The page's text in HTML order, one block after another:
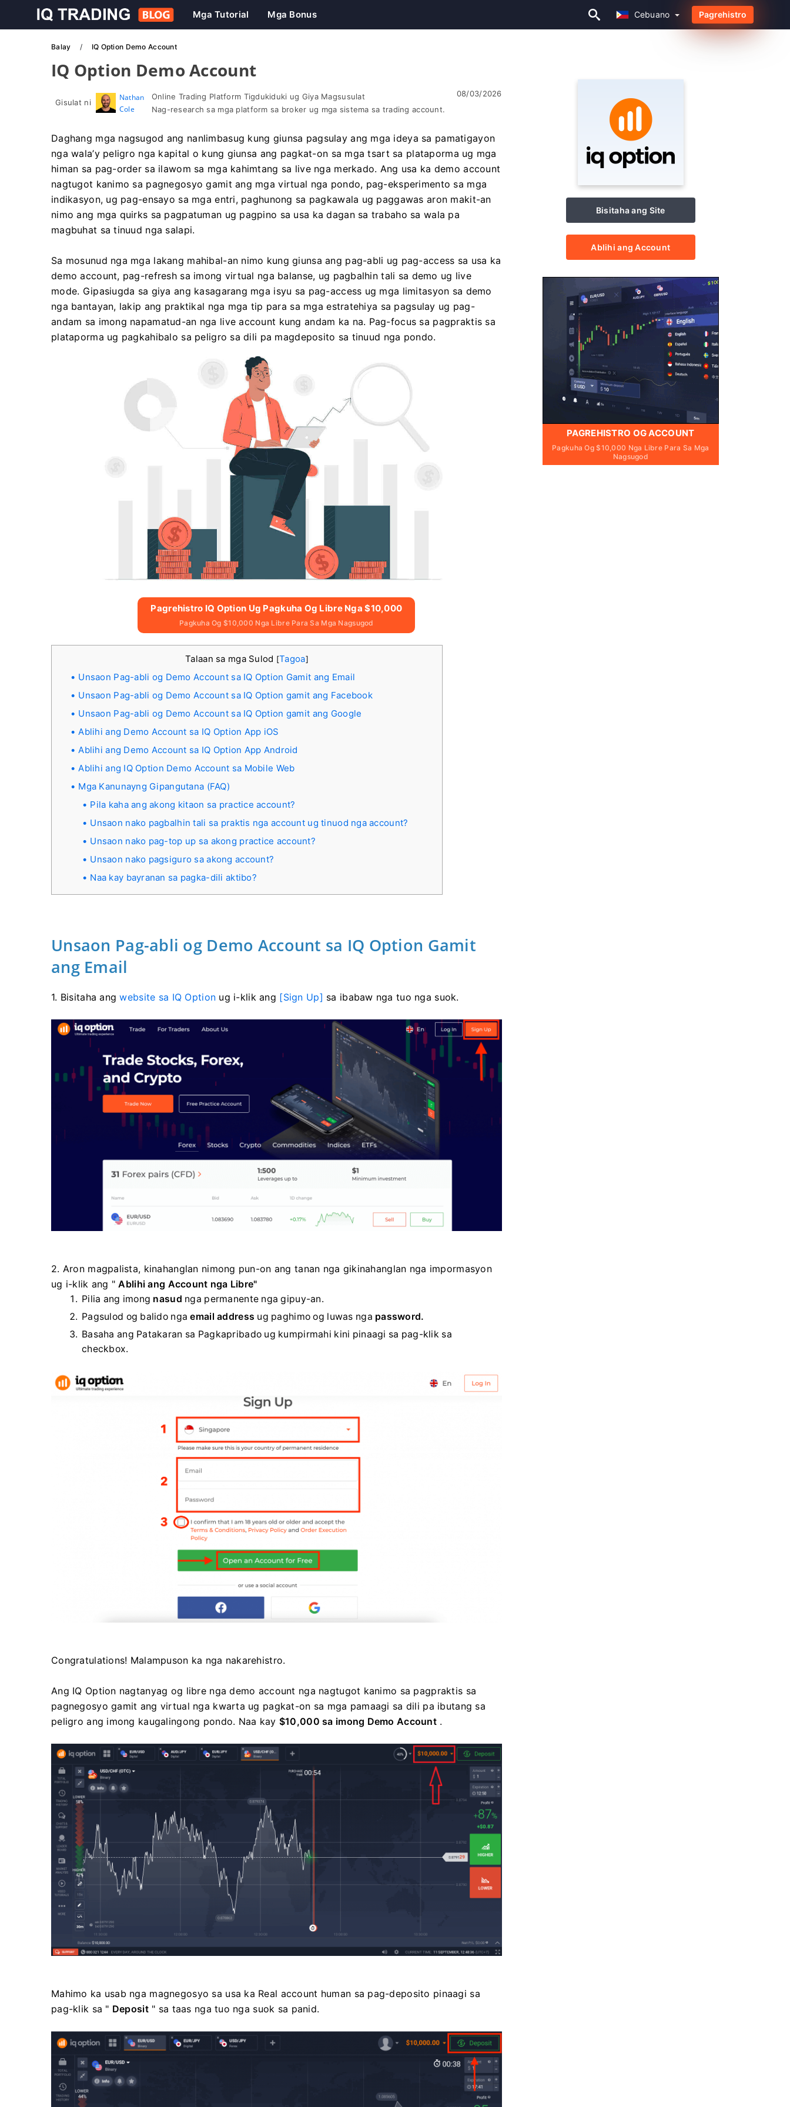
Cebuano
Mga Tutorial Mga Bonus Cebuano Pagrehistro
Balay IQ Option Demo Account
IQ Option Demo Account
Gisulat ni
Nathan
Cole
Online Trading Platform Tigdukiduki ug Giya Magsusulat
Nag-research sa mga platform sa broker ug mga sistema sa trading account.
08/03/2026
Daghang mga nagsugod ang nanlimbasug kung giunsa pagsulay ang mga ideya sa pamatigayon
nga wala’y peligro nga kapital o kung giunsa ang pagkat-on sa mga tsart sa plataporma ug mga
himan sa pag-order sa ilawom sa mga kahimtang sa live nga merkado. Ang usa ka demo account
nagtugot kanimo sa pagnegosyo gamit ang mga virtual nga pondo, pag-eksperimento sa mga
indikasyon, ug pag-ensayo sa mga entri, paghunong sa pagkawala ug paggawas aron makit-an
nimo ang mga quirks sa pagpatuman ug pagpino sa usa ka dagan sa trabaho sa wala pa
magbuhat sa tinuud nga salapi.
Sa mosunud nga mga lakang mahibal-an nimo kung giunsa ang pag-abli ug pag-access sa usa ka
demo account, pag-refresh sa imong virtual nga balanse, ug pagbalhin tali sa demo ug live
mode. Gipasiugda sa giya ang kasagarang mga isyu sa pag-access ug mga limitasyon sa demo
nga bantayan, lakip ang praktikal nga mga tip para sa mga estratehiya sa pagsulay ug pag-
andam sa imong napamatud-an nga live account kung andam ka na. Pag-focus sa pagpraktis sa
plataporma ug pagkahibalo sa peligro sa dili pa magdeposito sa tinuud nga pondo.
Pagrehistro IQ Option Ug Pagkuha Og Libre Nga $10,000
Pagkuha Og $10,000 Nga Libre Para Sa Mga Nagsugod
Talaan sa mga Sulod [Tagoa]
Unsaon Pag-abli og Demo Account sa IQ Option Gamit ang Email
Unsaon Pag-abli og Demo Account sa IQ Option gamit ang Facebook
Unsaon Pag-abli og Demo Account sa IQ Option gamit ang Google
Ablihi ang Demo Account sa IQ Option App iOS
Ablihi ang Demo Account sa IQ Option App Android
Ablihi ang IQ Option Demo Account sa Mobile Web
Mga Kanunayng Gipangutana (FAQ)
Pila kaha ang akong kitaon sa practice account?
Unsaon nako pagbalhin tali sa praktis nga account ug tinuod nga account?
Unsaon nako pag-top up sa akong practice account?
Unsaon nako pagsiguro sa akong account?
Naa kay bayranan sa pagka-dili aktibo?
Unsaon Pag-abli og Demo Account sa IQ Option Gamit
ang Email
1. Bisitaha angwebsite sa IQ Option ug i-klik ang [Sign Up] sa ibabaw nga tuo nga suok.
2. Aron magpalista, kinahanglan nimong pun-on ang tanan nga gikinahanglan nga impormasyon
ug i-klik ang "Ablihi ang Account nga Libre"
Pilia ang imong nasud nga permanente nga gipuy-an.
Pagsulod og balido ngaemail address ug paghimo og luwas nga password.
Basaha ang Patakaran sa Pagkapribado ug kumpirmahi kini pinaagi sa pag-klik sa
checkbox.
Congratulations! Malampuson ka nga nakarehistro.
Ang IQ Option nagtanyag og libre nga demo account nga nagtugot kanimo sa pagpraktis sa
pagnegosyo gamit ang virtual nga kwarta ug pagkat-on sa mga pamaagi sa dili pa ibutang sa
peligro ang imong kaugalingong pondo. Naa kay $10,000 sa imong Demo Account .
Mahimo ka usab nga magnegosyo sa usa ka Real account human sa pag-deposito pinaagi sa
pag-klik sa " Deposit" sa taas nga tuo nga suok sa panid.
Bisitaha ang Site
Ablihi ang Account
PAGREHISTRO OG ACCOUNT
Pagkuha Og $10,000 Nga Libre Para Sa Mga
Nagsugod